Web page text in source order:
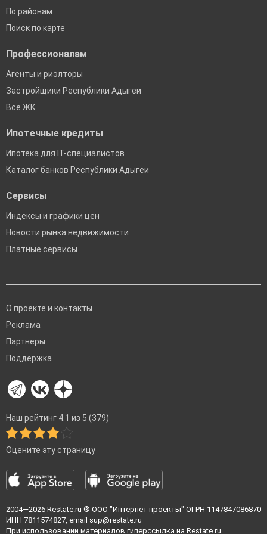
По районам
Поиск по карте
Профессионалам
Агенты и риэлторы
Застройщики Республики Адыгеи
Все ЖК
Ипотечные кредиты
Ипотека для IT-специалистов
Каталог банков Республики Адыгеи
Сервисы
Индексы и графики цен
Новости рынка недвижимости
Платные сервисы
О проекте и контакты
Реклама
Партнеры
Поддержка
Наш рейтинг 4.1 из 5 (379)
Оцените эту страницу
2004—2026 Restate.ru ® ООО "Интернет проекты" ОГРН 1147847086870
ИНН 7811574827, email sup@restate.ru
При использовании материалов гиперссылка на Restate.ru